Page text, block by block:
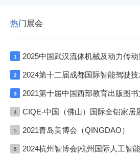
热门展会
1 2025中国武汉流体机械及动力传
2 2024第十二届成都国际智能驾驶
3 2021第十届中国西部教育出版图书文具
4 CIQE-中国（佛山）国际全铝家居
5 2021青岛美博会（QINGDAO）
6 2024杭州智博会|杭州国际人工智